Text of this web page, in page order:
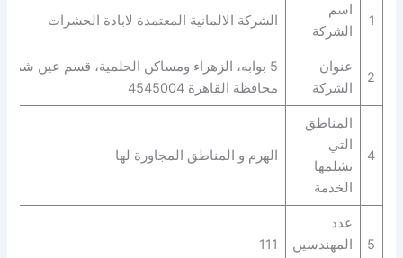
1
اسم
الشركة
الشركة الالمانية المعتمدة لابادة الحشرات
2
عنوان
الشركة
5 بوابه، الزهراء ومساكن الحلمية، قسم عين
محافظة القاهرة‬ 4545004
4
المناطق
التي
تشلمها
الخدمة
الهرم و المناطق المجاورة لها
5
عدد
المهندسين
111